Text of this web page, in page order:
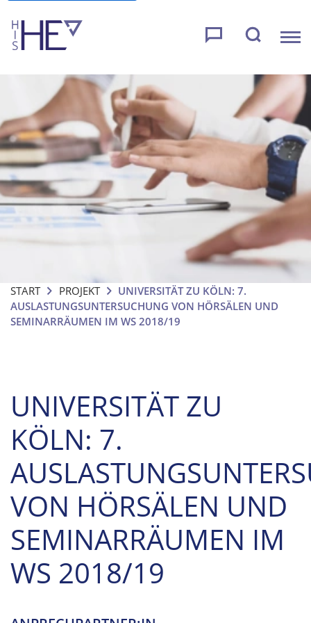
START PROJEKT
UNIVERSITÄT ZU KÖLN: 7.
AUSLASTUNGSUNTERSUCHUNG VON HÖRSÄLEN UND
SEMINARRÄUMEN IM WS 2018/19
UNIVERSITÄT ZU
KÖLN: 7.
VON HÖRSÄLEN UND
SEMINARRÄUMEN IM
WS 2018/19